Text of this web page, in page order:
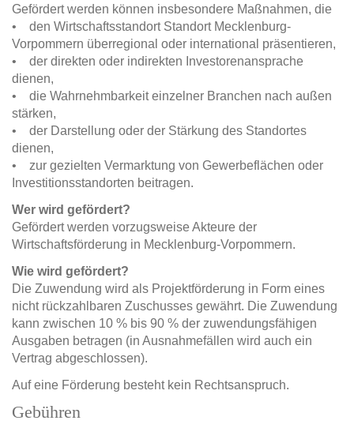
Gefördert werden können insbesondere Maßnahmen, die
• den Wirtschaftsstandort Standort Mecklenburg-
Vorpommern überregional oder international präsentieren,
• der direkten oder indirekten Investorenansprache
dienen,
• die Wahrnehmbarkeit einzelner Branchen nach außen
stärken,
• der Darstellung oder der Stärkung des Standortes
dienen,
• zur gezielten Vermarktung von Gewerbeflächen oder
Investitionsstandorten beitragen.
Wer wird gefördert?
Gefördert werden vorzugsweise Akteure der
Wirtschaftsförderung in Mecklenburg-Vorpommern.
Wie wird gefördert?
Die Zuwendung wird als Projektförderung in Form eines
nicht rückzahlbaren Zuschusses gewährt. Die Zuwendung
kann zwischen 10 % bis 90 % der zuwendungsfähigen
Ausgaben betragen (in Ausnahmefällen wird auch ein
Vertrag abgeschlossen).
Auf eine Förderung besteht kein Rechtsanspruch.
Gebühren